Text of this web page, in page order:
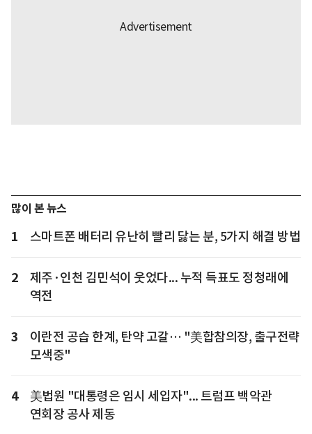
많이 본 뉴스
1 스마트폰 배터리 유난히 빨리 닳는 분, 5가지 해결 방법
2
제주·인천 김민석이 웃었다... 누적 득표도 정청래에
역전
3
이란전 공습 한계, 탄약 고갈… "美합참의장, 출구전략
모색중"
4
美법원 "대통령은 임시 세입자"... 트럼프 백악관
연회장 공사 제동